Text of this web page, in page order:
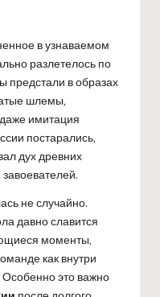
в узнаваемом
разлетелось по
предстали в образах
шлемы,
имитация
постарались,
дух древних
не случайно.
давно славится
моменты,
как внутри
Особенно это важно